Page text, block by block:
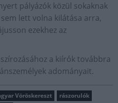
pályázók közül sokaknak
lett volna kilátása arra,
ezekhez az
a kiírók továbbra
adományait.
Vöröskereszt
rászorulók